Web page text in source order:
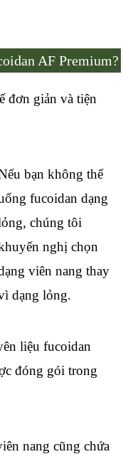
AF Premium?
đơn giản và tiện
bạn không thể
fucoidan dạng
chúng tôi
nghị chọn
viên nang thay
dạng lỏng.
liệu fucoidan
đóng gói trong
nang cũng chứa